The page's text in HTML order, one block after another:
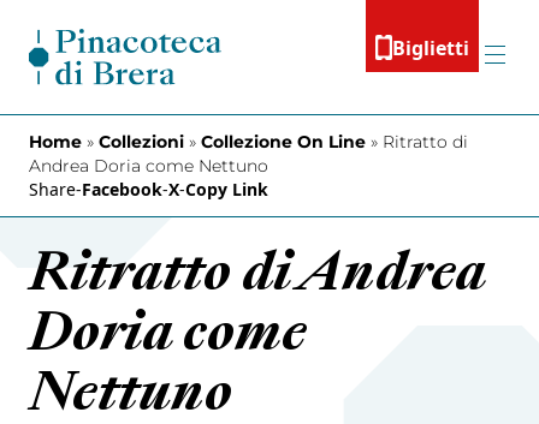
Biglietti
Menu
Home » Collezioni » Collezione On Line » Ritratto di
Andrea Doria come Nettuno
Share-Facebook-X-Copy Link
Ritratto di Andrea
Doria come
Nettuno